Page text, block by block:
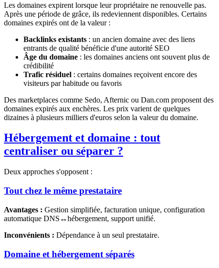
Les domaines expirent lorsque leur propriétaire ne renouvelle pas.
Après une période de grâce, ils redeviennent disponibles. Certains
domaines expirés ont de la valeur :
Backlinks existants : un ancien domaine avec des liens
entrants de qualité bénéficie d'une autorité SEO
Âge du domaine : les domaines anciens ont souvent plus de
crédibilité
Trafic résiduel : certains domaines reçoivent encore des
visiteurs par habitude ou favoris
Des marketplaces comme Sedo, Afternic ou Dan.com proposent des
domaines expirés aux enchères. Les prix varient de quelques
dizaines à plusieurs milliers d'euros selon la valeur du domaine.
Hébergement et domaine : tout
centraliser ou séparer ?
Deux approches s'opposent :
Tout chez le même prestataire
Avantages : Gestion simplifiée, facturation unique, configuration
automatique DNS↔hébergement, support unifié.
Inconvénients : Dépendance à un seul prestataire.
Domaine et hébergement séparés